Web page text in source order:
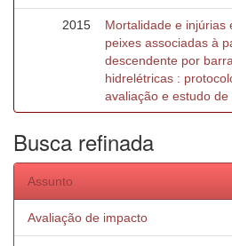
2015
Mortalidade e injúrias
peixes associadas à
descendente por
hidrelétricas :
avaliação e estudo de
Busca refinada
Assunto
Avaliação de impacto